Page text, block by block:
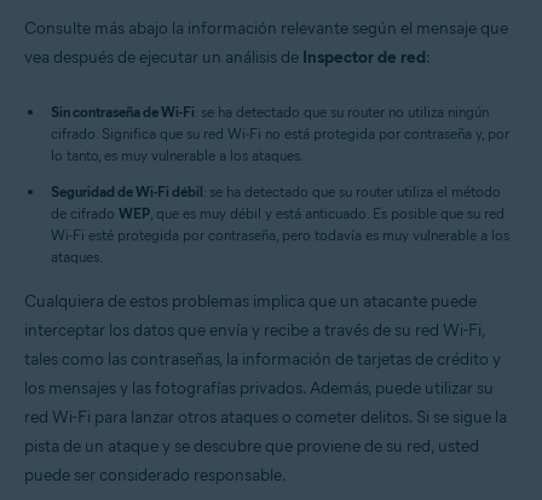
Apple macOS 12.x (Monterey)
Apple macOS 11.x (Big Sur)
Apple macOS 10.13.x (High Sierra)
Apple macOS 10.12.x (Sierra)
Apple Mac OS X 10.11.x (El Capitan)
Google Android 6.0 (Marshmallow, API 23) o posterior
Apple iOS 13.0 o posterior
Consulte más abajo la información relevante según el mensaje que
vea después de ejecutar un análisis de Inspector de red:
Sin contraseña de Wi-Fi: se ha detectado que su router no utiliza ningún
cifrado. Significa que su red Wi-Fi no está protegida por contraseña y, por
lo tanto, es muy vulnerable a los ataques.
Seguridad de Wi-Fi débil: se ha detectado que su router utiliza el método
de cifrado WEP, que es muy débil y está anticuado. Es posible que su red
Wi-Fi esté protegida por contraseña, pero todavía es muy vulnerable a los
ataques.
Cualquiera de estos problemas implica que un atacante puede
interceptar los datos que envía y recibe a través de su red Wi-Fi,
tales como las contraseñas, la información de tarjetas de crédito y
los mensajes y las fotografías privados. Además, puede utilizar su
red Wi-Fi para lanzar otros ataques o cometer delitos. Si se sigue la
pista de un ataque y se descubre que proviene de su red, usted
puede ser considerado responsable.